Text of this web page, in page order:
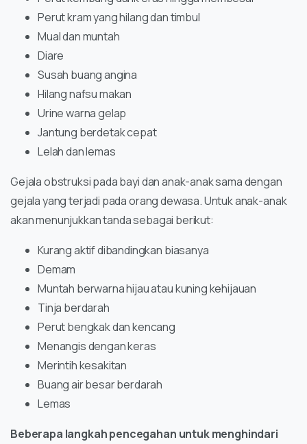
Perut kram yang hilang dan timbul
Mual dan muntah
Diare
Susah buang angina
Hilang nafsu makan
Urine warna gelap
Jantung berdetak cepat
Lelah dan lemas
Gejala obstruksi pada bayi dan anak-anak sama dengan
gejala yang terjadi pada orang dewasa. Untuk anak-anak
akan menunjukkan tanda sebagai berikut:
Kurang aktif dibandingkan biasanya
Demam
Muntah berwarna hijau atau kuning kehijauan
Tinja berdarah
Perut bengkak dan kencang
Menangis dengan keras
Merintih kesakitan
Buang air besar berdarah
Lemas
Beberapa langkah pencegahan untuk menghindari